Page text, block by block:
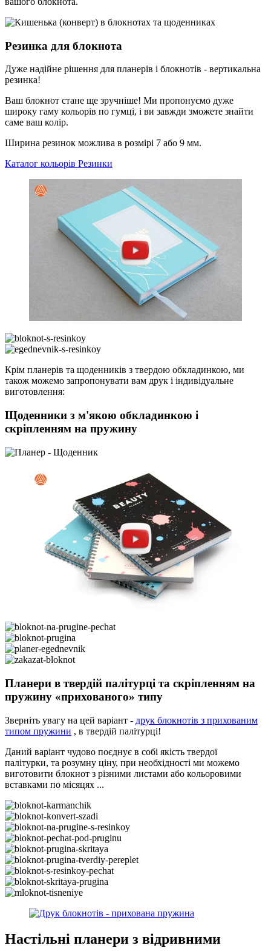
Резинка для блокнота
Дуже надійне рішення для планерів і блокнотів - вертикальна
резинка!
Ваш блокнот стане ще зручніше! Ми пропонуємо дуже
широку гаму кольорів по гумці, і ви завжди зможете знайти
саме ваш колір.
Ширина резинок можлива в розмірі 7 або 9 мм.
Каталог кольорів Резинки
Крім планерів та щоденників з твердою обкладинкою, ми
також можемо запропонувати вам друк і індивідуальне
виготовлення:
Щоденники з м'якою обкладинкою і
скріпленням на пружину
Планери в твердій палітурці та скріпленням на
пружину «прихованого» типу
Зверніть увагу на цей варіант - друк блокнотів з прихованим
типом пружини , в твердій палітурці!
Даний варіант чудово поєднує в собі якість твердої
палітурки, та розумну ціну, при необхідності ми можемо
виготовити блокнот з різними листами або кольоровими
вставками по місяцях ...
Настільні планери з відривними